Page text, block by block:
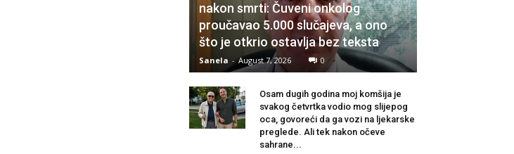
nakon smrti: Čuveni onkolog
proučavao 5.000 slučajeva, a ono
što je otkrio ostavlja bez teksta
Sanela - August 7, 2026 0
Osam dugih godina moj komšija je
svakog četvrtka vodio mog slijepog
oca, govoreći da ga vozi na ljekarske
preglede. Ali tek nakon očeve
sahrane...